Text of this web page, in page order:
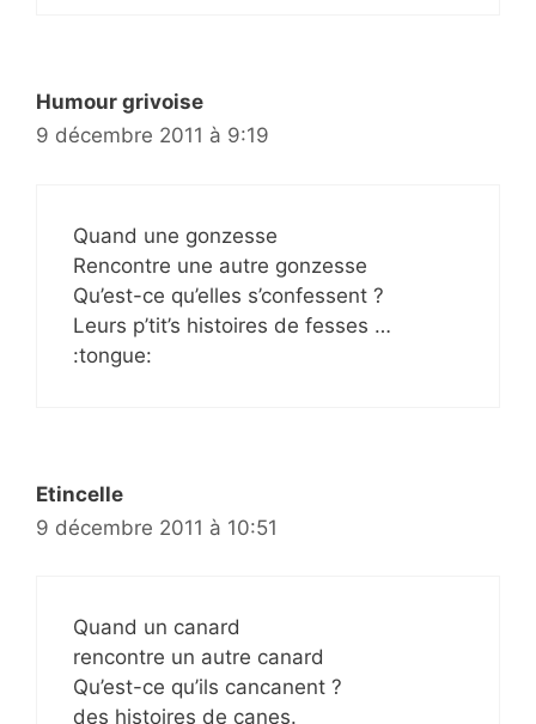
Humour grivoise
9 décembre 2011 à 9:19
Quand une gonzesse
Rencontre une autre gonzesse
Qu’est-ce qu’elles s’confessent ?
Leurs p’tit’s histoires de fesses …
:tongue:
Etincelle
9 décembre 2011 à 10:51
Quand un canard
rencontre un autre canard
Qu’est-ce qu’ils cancanent ?
des histoires de canes.